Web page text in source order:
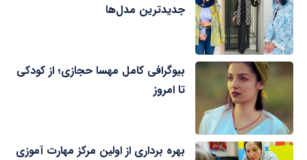
جدیدترین مدل‌ها
بیوگرافی کامل مهسا حجازی؛ از کودکی
تا امروز
بهره برداری از اولین مرکز مهارت آموزی